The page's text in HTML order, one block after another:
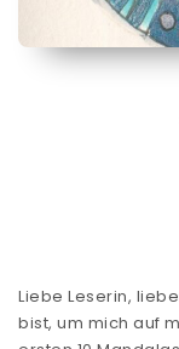
Liebe Leserin,
bist, um mich auf